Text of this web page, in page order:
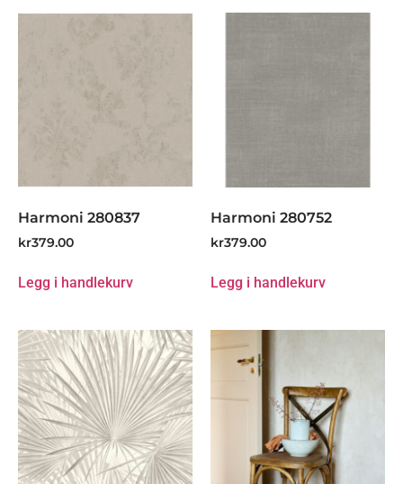
Harmoni 280837
kr379.00
Legg i handlekurv
Harmoni 280752
kr379.00
Legg i handlekurv